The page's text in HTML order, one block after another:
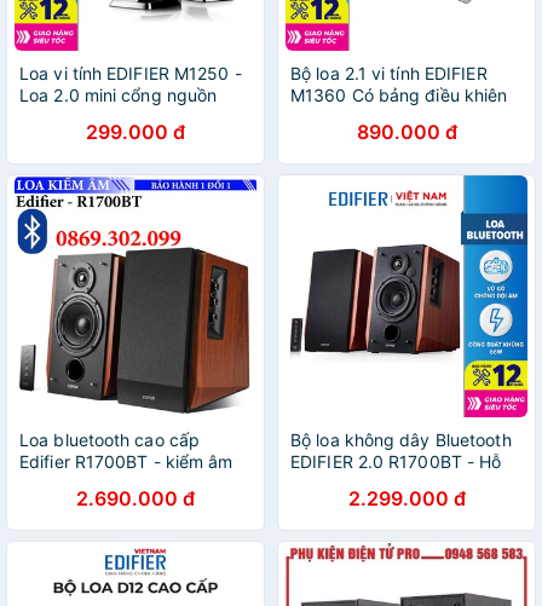
Loa vi tính EDIFIER M1250 -
Loa 2.0 mini cổng nguồn
gỗ giảm dội âm Hàng phân
phối chính hãng
299.000 đ
Bộ loa 2.1 vi tính EDIFIER
M1360 Có bảng điều khiên
gỗ MDF chống dội âm -
Hàng chính hãng
890.000 đ
Loa bluetooth cao cấp
Edifier R1700BT - kiểm âm
thực thụ - Loa vi tính
2.690.000 đ
Bộ loa không dây Bluetooth
EDIFIER 2.0 R1700BT - Hỗ
remote điều khiển - Vỏ gỗ
chống dội âm
2.299.000 đ